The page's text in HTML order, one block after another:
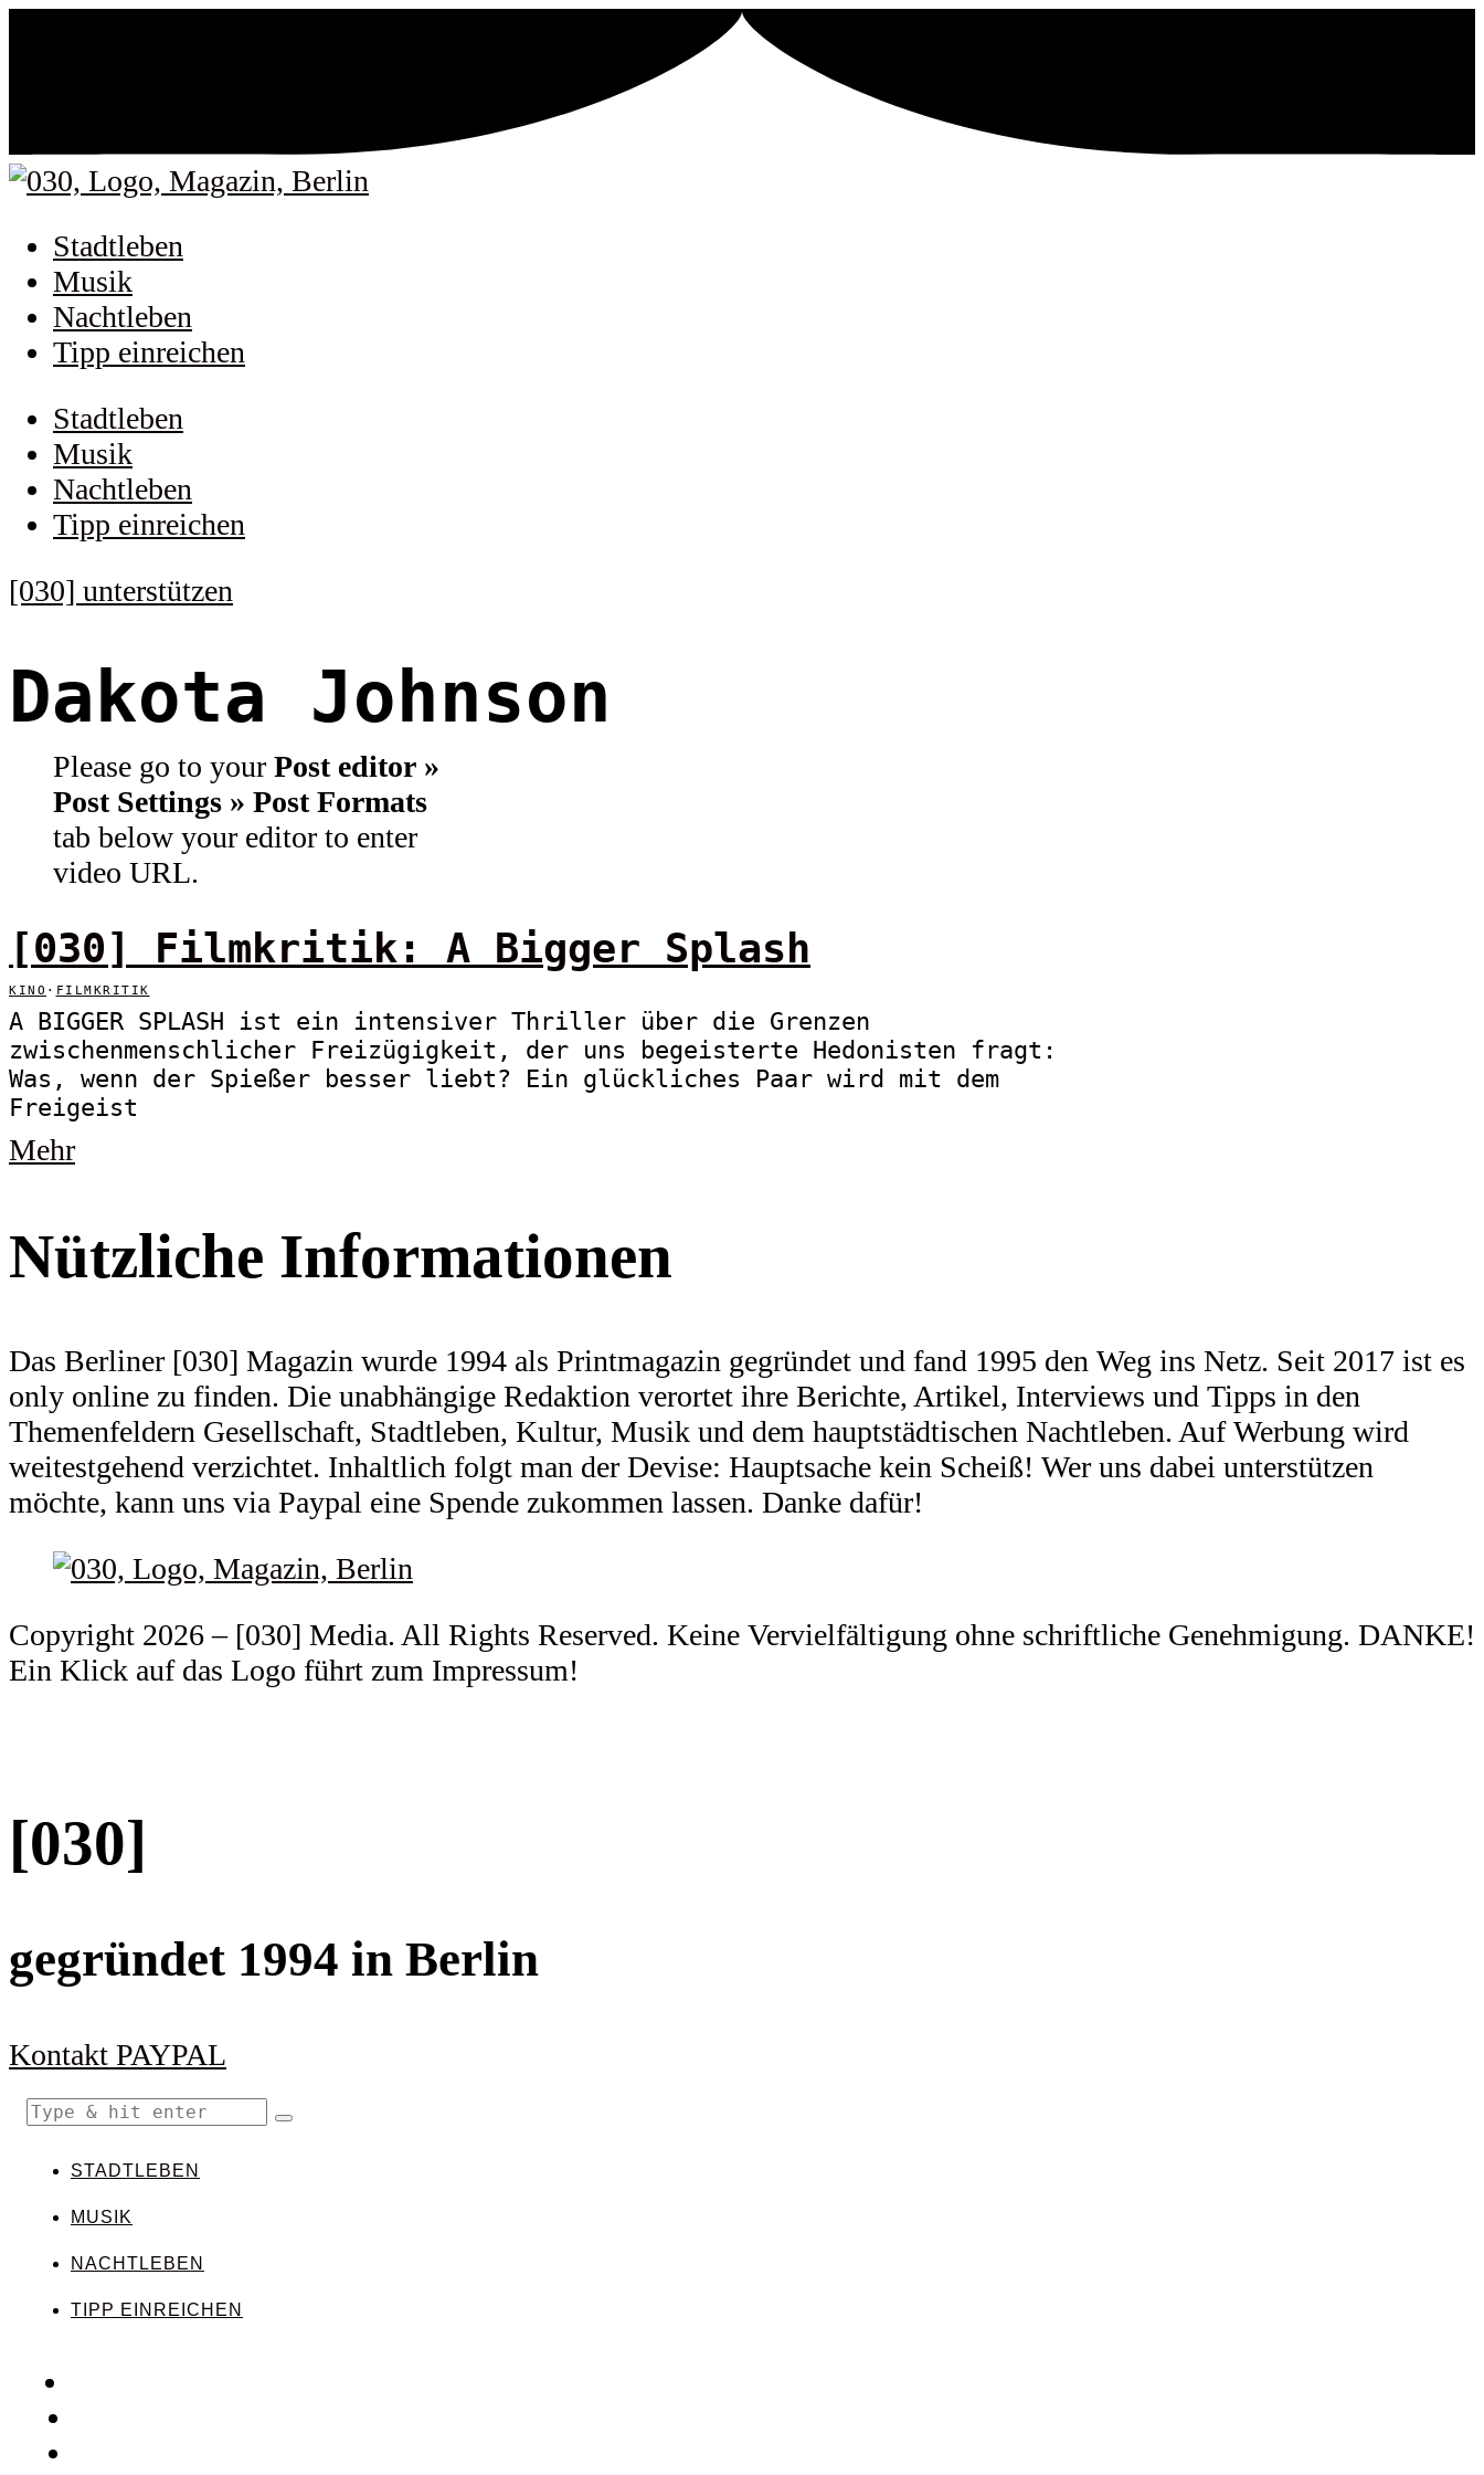
Stadtleben
Musik
Nachtleben
Tipp einreichen
Stadtleben
Musik
Nachtleben
Tipp einreichen
[030] unterstützen
Dakota Johnson
Please go to your Post editor »
Post Settings » Post Formats
tab below your editor to enter
video URL.
[030] Filmkritik: A Bigger Splash
KINO · FILMKRITIK
A BIGGER SPLASH ist ein intensiver Thriller über die Grenzen
zwischenmenschlicher Freizügigkeit, der uns begeisterte Hedonisten fragt:
Was, wenn der Spießer besser liebt? Ein glückliches Paar wird mit dem
Freigeist
Mehr
Nützliche Informationen
Das Berliner [030] Magazin wurde 1994 als Printmagazin gegründet und fand 1995 den Weg ins Netz. Seit 2017 ist es
only online zu finden. Die unabhängige Redaktion verortet ihre Berichte, Artikel, Interviews und Tipps in den
Themenfeldern Gesellschaft, Stadtleben, Kultur, Musik und dem hauptstädtischen Nachtleben. Auf Werbung wird
weitestgehend verzichtet. Inhaltlich folgt man der Devise: Hauptsache kein Scheiß! Wer uns dabei unterstützen
möchte, kann uns via Paypal eine Spende zukommen lassen. Danke dafür!
Copyright 2026 – [030] Media. All Rights Reserved. Keine Vervielfältigung ohne schriftliche Genehmigung. DANKE!
Ein Klick auf das Logo führt zum Impressum!
[030]
gegründet 1994 in Berlin
Kontakt PAYPAL
STADTLEBEN
MUSIK
NACHTLEBEN
TIPP EINREICHEN